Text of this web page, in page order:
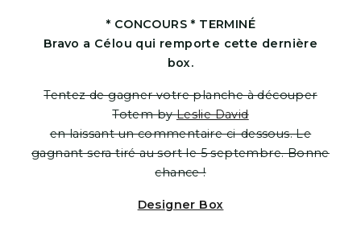
* CONCOURS * TERMINÉ
Bravo a Célou qui remporte cette dernière
box.
Tentez de gagner votre planche à découper
Totem byLeslie David
en laissant un commentaire ci-dessous. Le
gagnant sera tiré au sort le 5 septembre. Bonne
chance !
Designer Box